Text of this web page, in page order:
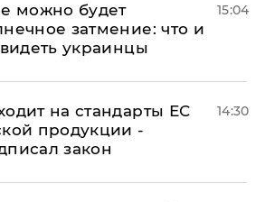
можно будет
затмение: что и
украинцы
15:04
на стандарты ЕС
продукции -
закон
14:30